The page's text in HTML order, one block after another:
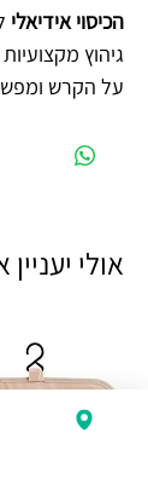
הכיסוי אידיאלי
גיהוץ
על הקרש
אולי